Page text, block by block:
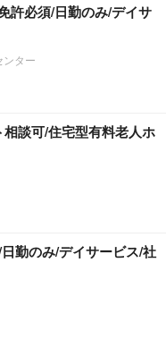
許必須/日勤のみ/デイサ
ター
相談可/住宅型有料老人ホ
勤のみ/デイサービス/社